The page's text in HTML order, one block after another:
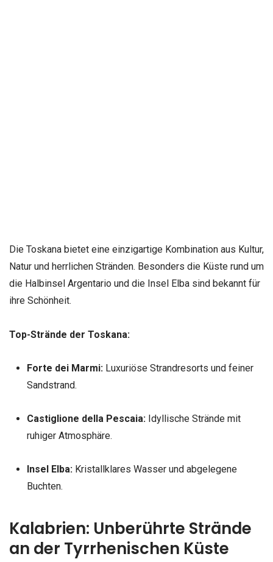
Die Toskana bietet eine einzigartige Kombination aus Kultur,
Natur und herrlichen Stränden. Besonders die Küste rund um
die Halbinsel Argentario und die Insel Elba sind bekannt für
ihre Schönheit.
Top-Strände der Toskana:
Forte dei Marmi:Luxuriöse Strandresorts und feiner
Sandstrand.
Castiglione della Pescaia:Idyllische Strände mit
ruhiger Atmosphäre.
Insel Elba:Kristallklares Wasser und abgelegene
Buchten.
Kalabrien: Unberührte Strände
an der Tyrrhenischen Küste